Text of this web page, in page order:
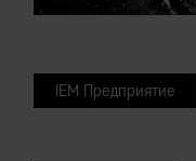
IEM Предприятие